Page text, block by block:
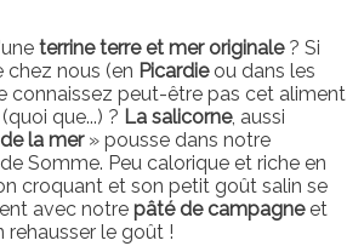
terrine terre et mer originale? Si
chez nous (en Picardieou dans les
connaissez peut-être pas cet aliment
que...) ? La salicorne, aussi
la mer» pousse dans notre
Somme. Peu calorique et riche en
croquant et son petit goût salin se
avec notre pâté de campagneet
rehausser le goût !